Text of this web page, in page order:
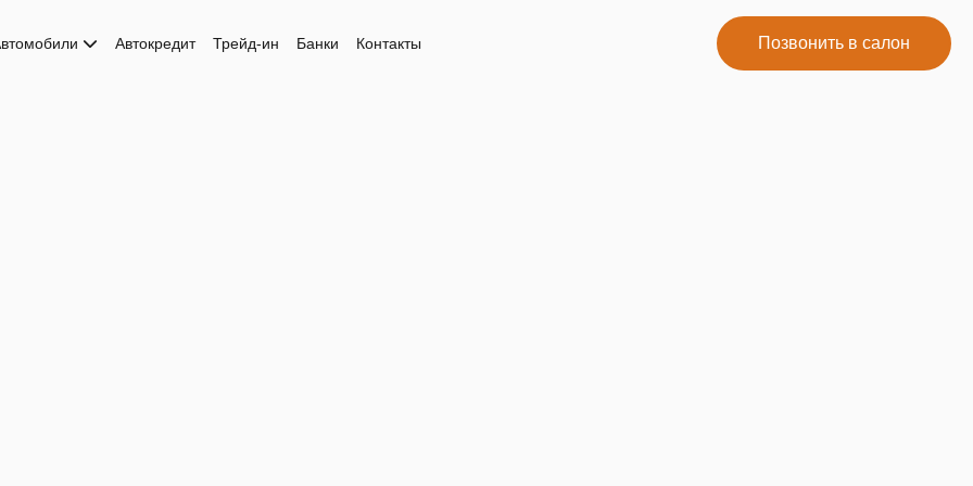
Автокредит Трейд-ин Банки Контакты Позвонить в салон